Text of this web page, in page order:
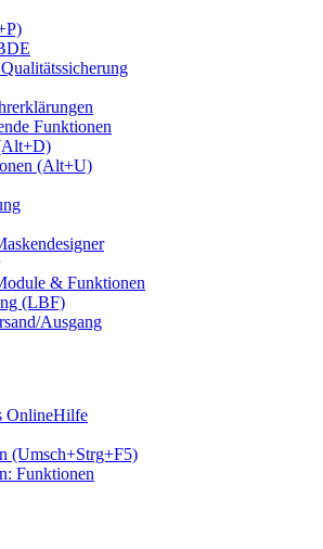
Funktionen
(Alt+U)
& Funktionen
(LBF)
Ausgang
OnlineHilfe
(Umsch+Strg+F5)
Funktionen